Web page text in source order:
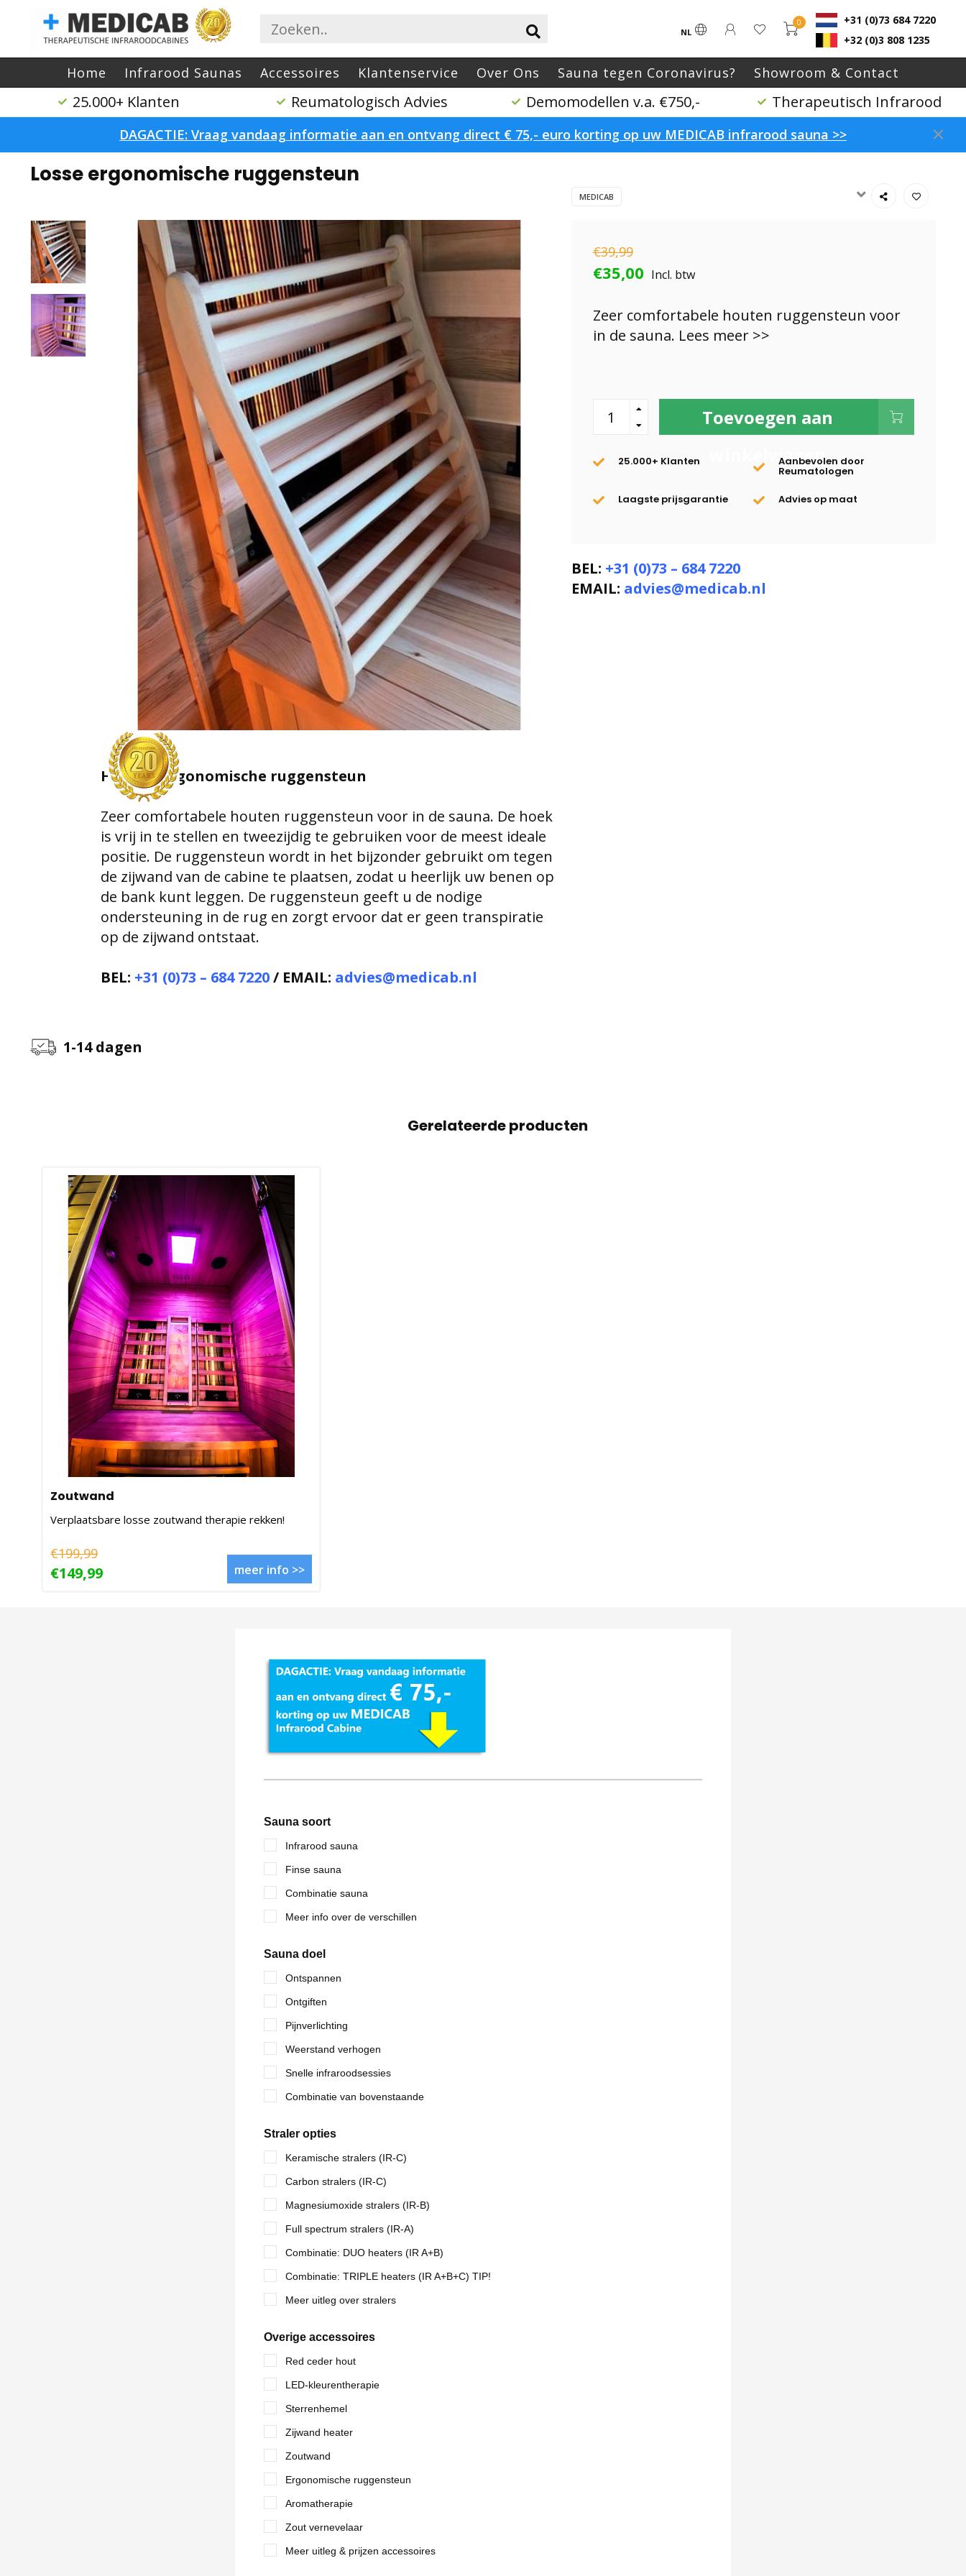
NL
0
+31 (0)73 684 7220
+32 (0)3 808 1235
Home Infrarood Saunas Accessoires Klantenservice Over Ons Sauna tegen Coronavirus? Showroom & Contact
25.000+ Klanten Reumatologisch Advies Demomodellen v.a. €750,- Therapeutisch Infrarood
DAGACTIE: Vraag vandaag informatie aan en ontvang direct € 75,- euro korting op uw MEDICAB infrarood sauna >>
Losse ergonomische ruggensteun
Losse ergonomische ruggensteun
MEDICAB
Houten ergonomische ruggensteun
Zeer comfortabele houten ruggensteun voor in de sauna. De hoek
is vrij in te stellen en tweezijdig te gebruiken voor de meest ideale
positie. De ruggensteun wordt in het bijzonder gebruikt om tegen
de zijwand van de cabine te plaatsen, zodat u heerlijk uw benen op
de bank kunt leggen. De ruggensteun geeft u de nodige
ondersteuning in de rug en zorgt ervoor dat er geen transpiratie
op de zijwand ontstaat.
BEL: +31 (0)73 – 684 7220/ EMAIL: advies@medicab.nl
€39,99
€35,00 Incl. btw
Zeer comfortabele houten ruggensteun voor
in de sauna. Lees meer >>
Toevoegen aan
winkelwagen
25.000+ Klanten Aanbevolen door
Reumatologen
Laagste prijsgarantie Advies op maat
BEL: +31 (0)73 – 684 7220
EMAIL: advies@medicab.nl
1-14 dagen
Gerelateerde producten
Zoutwand
Verplaatsbare losse zoutwand therapie rekken!
€199,99
€149,99 meer info >>
Sauna soort
Infrarood sauna
Finse sauna
Combinatie sauna
Meer info over de verschillen
Sauna doel
Ontspannen
Ontgiften
Pijnverlichting
Weerstand verhogen
Snelle infraroodsessies
Combinatie van bovenstaande
Straler opties
Keramische stralers (IR-C)
Carbon stralers (IR-C)
Magnesiumoxide stralers (IR-B)
Full spectrum stralers (IR-A)
Combinatie: DUO heaters (IR A+B)
Combinatie: TRIPLE heaters (IR A+B+C) TIP!
Meer uitleg over stralers
Overige accessoires
Red ceder hout
LED-kleurentherapie
Sterrenhemel
Zijwand heater
Zoutwand
Ergonomische ruggensteun
Aromatherapie
Zout vernevelaar
Meer uitleg & prijzen accessoires